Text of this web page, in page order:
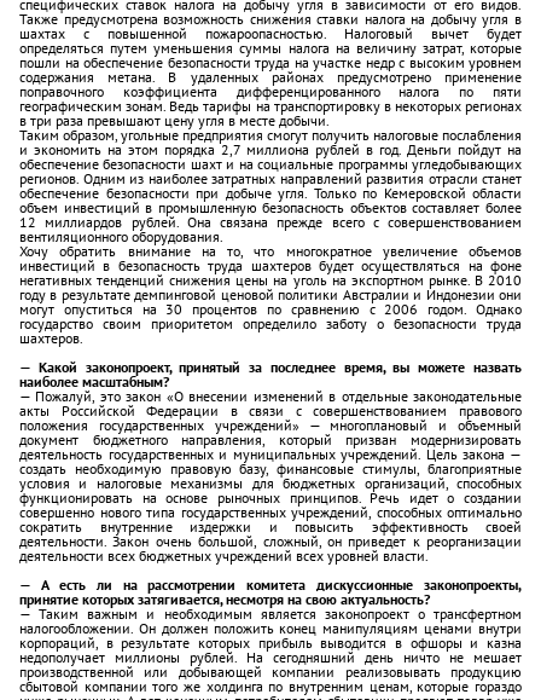
специфических ставок налога на добычу угля в зависимости от его видов.
Также предусмотрена возможность снижения ставки налога на добычу угля в
шахтах с повышенной пожароопасностью. Налоговый вычет будет
определяться путем уменьшения суммы налога на величину затрат, которые
пошли на обеспечение безопасности труда на участке недр с высоким уровнем
содержания метана. В удаленных районах предусмотрено применение
поправочного коэффициента дифференцированного налога по пяти
географическим зонам. Ведь тарифы на транспортировку в некоторых регионах
в три раза превышают цену угля в месте добычи.
Таким образом, угольные предприятия смогут получить налоговые послабления
и экономить на этом порядка 2,7 миллиона рублей в год. Деньги пойдут на
обеспечение безопасности шахт и на социальные программы угледобывающих
регионов. Одним из наиболее затратных направлений развития отрасли станет
обеспечение безопасности при добыче угля. Только по Кемеровской области
объем инвестиций в промышленную безопасность объектов составляет более
12 миллиардов рублей. Она связана прежде всего с совершенствованием
вентиляционного оборудования.
Хочу обратить внимание на то, что многократное увеличение объемов
инвестиций в безопасность труда шахтеров будет осуществляться на фоне
негативных тенденций снижения цены на уголь на экспортном рынке. В 2010
году в результате демпинговой ценовой политики Австралии и Индонезии они
могут опуститься на 30 процентов по сравнению с 2006 годом. Однако
государство своим приоритетом определило заботу о безопасности труда
шахтеров.
— Какой законопроект, принятый за последнее время, вы можете назвать
наиболее масштабным?
— Пожалуй, это закон «О внесении изменений в отдельные законодательные
акты Российской Федерации в связи с совершенствованием правового
положения государственных учреждений» — многоплановый и объемный
документ бюджетного направления, который призван модернизировать
деятельность государственных и муниципальных учреждений. Цель закона —
создать необходимую правовую базу, финансовые стимулы, благоприятные
условия и налоговые механизмы для бюджетных организаций, способных
функционировать на основе рыночных принципов. Речь идет о создании
совершенно нового типа государственных учреждений, способных оптимально
сократить внутренние издержки и повысить эффективность своей
деятельности. Закон очень большой, сложный, он приведет к реорганизации
деятельности всех бюджетных учреждений всех уровней власти.
— А есть ли на рассмотрении комитета дискуссионные законопроекты,
принятие которых затягивается, несмотря на свою актуальность?
— Таким важным и необходимым является законопроект о трансфертном
налогообложении. Он должен положить конец манипуляциям ценами внутри
корпораций, в результате которых прибыль выводится в офшоры и казна
недополучает миллионы рублей. На сегодняшний день ничто не мешает
производственной или добывающей компании реализовывать продукцию
сбытовой компании того же холдинга по внутренним ценам, которые гораздо